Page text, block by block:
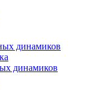
динамиков
динамиков